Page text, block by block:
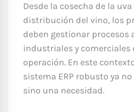
Desde la cosecha de la
distribución del vino, los
deben gestionar procesos
industriales y comerciales
operación. En este
sistema ERP robusto ya
sino una necesidad.